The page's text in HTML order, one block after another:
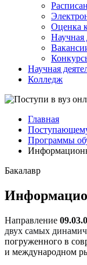
Оценка
Научная
Научная
Колледж
Главная
Программы
Бакалавр
Направление
двух самых
погруженного в
и международном